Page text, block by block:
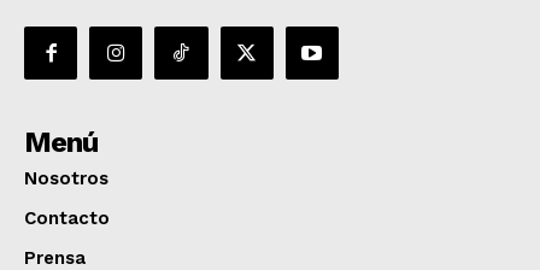
Menú
Nosotros
Contacto
Prensa